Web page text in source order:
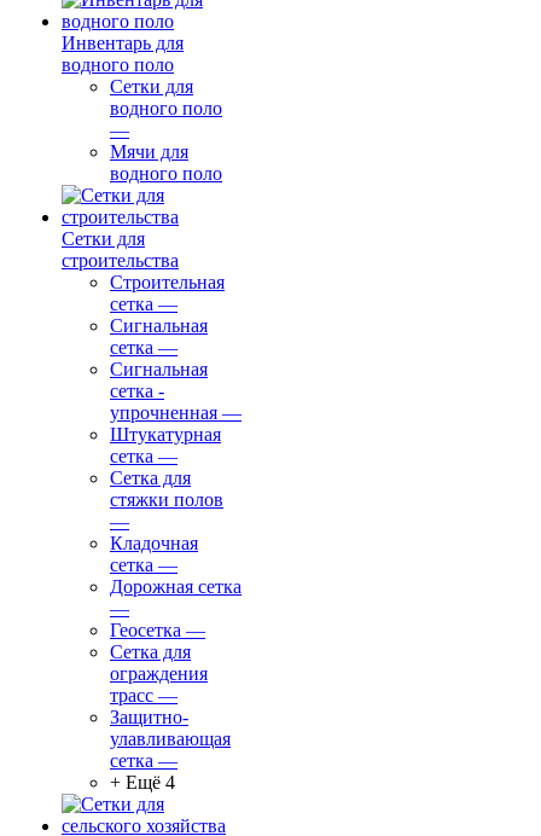
Инвентарь для
водного поло
Сетки для
водного поло
—
Мячи для
водного поло
Сетки для
строительства
Строительная
сетка —
Сигнальная
сетка —
Сигнальная
сетка -
упрочненная —
Штукатурная
сетка —
Сетка для
стяжки полов
—
Кладочная
сетка —
Дорожная сетка
—
Геосетка —
Сетка для
ограждения
трасс —
Защитно-
улавливающая
сетка —
+ Ещё 4